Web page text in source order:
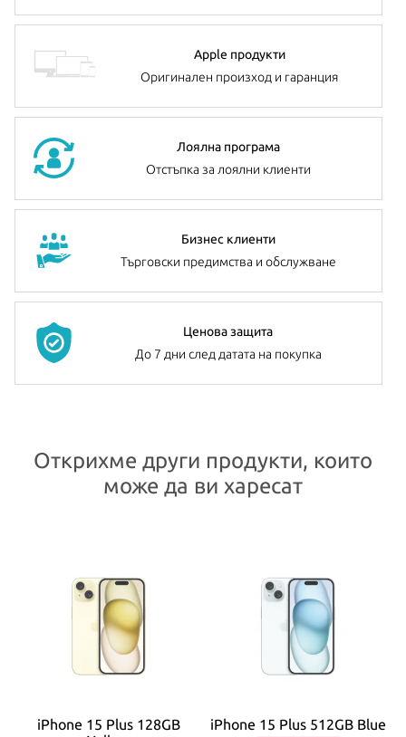
Apple продукти
Оригинален произход и гаранция
Лоялна програма
Отстъпка за лоялни клиенти
Бизнес клиенти
Търговски предимства и обслужване
Ценова защита
До 7 дни след датата на покупка
Открихме други продукти, които
може да ви харесат
iPhone 15 Plus 128GB
iPhone 15 Plus 512GB Blue